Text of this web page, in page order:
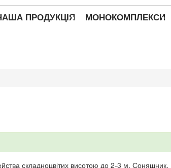
ПРОДУКЦІЯ МОНОКОМПЛЕКСИ
складноцвітих висотою до 2-3 м.